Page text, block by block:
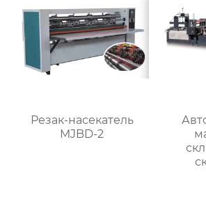
Резак-насекатель
MJBD-2